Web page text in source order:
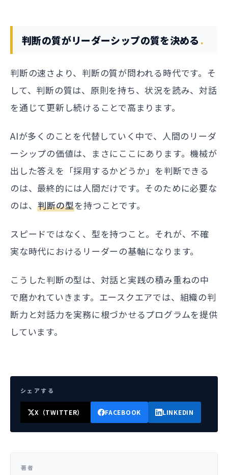
判断の質がリーダーシップの質を決める
判断の速さより、判断の質が問われる時代です。そ
して、判断の質は、原則を持ち、状況を読み、対話
を通じて更新し続けることで高まります。
AIが多くのことを代替していく中で、人間のリーダ
ーシップの価値は、まさにここにあります。機械が
出した答えを「採用するかどうか」を判断できる
のは、最終的には人間だけです。そのために必要な
のは、判断の型を持つことです。
スピードではなく、型を持つこと。それが、不確
実な時代におけるリーダーの基軸になります。
こうした判断の型は、対話と実践の積み重ねの中
で磨かれていきます。エースクエアでは、組織の判
断力と対話力を実務に根づかせるプログラムを提供
しています。
シェアする
X（TWITTER） FACEBOOK LINKEDIN
著者